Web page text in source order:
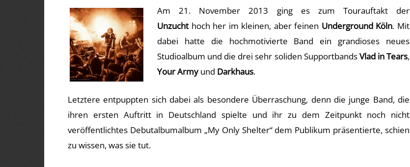
Am 21. November 2013 ging es zum Tourauftakt der
Unzuchthoch her im kleinen, aber feinen Underground Köln. Mit
dabei hatte die hochmotivierte Band ein grandioses neues
Studioalbum und die drei sehr soliden SupportbandsVlad in Tears,
Your Armyund Darkhaus.
Letztere entpuppten sich dabei als besondere Überraschung, denn die junge Band, die
ihren ersten Auftritt in Deutschland spielte und ihr zu dem Zeitpunkt noch nicht
veröffentlichtes Debutalbumalbum „My Only Shelter“ dem Publikum präsentierte, schien
zu wissen, was sie tut.